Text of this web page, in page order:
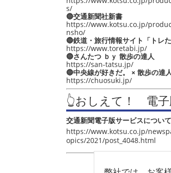
s/
🔵交通新聞社新書
https://www.kotsu.co.jp/
nsho/
🔵鉄道・旅行情報サイト「トレた
https://www.toretabi.jp/
🔵さんたつ ｂｙ 散歩の達人
https://san-tatsu.jp/
🔵中央線が好きだ。 × 散歩の達
https://chuosuki.jp/
👆おしえて！ 電子
交通新聞電子版サービスについ
https://www.kotsu.co.jp/
opics/2021/post_4048.html